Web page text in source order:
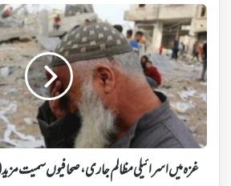
غزہ
میں
اسرائیلی
مظالم
جاری،
صحافیوں
سمیت
مزید
50
فلسطینی
غزہ میں اسرائیلی مظالم جاری، صحافیوں سمیت مزید 50 فلسطینی شہید